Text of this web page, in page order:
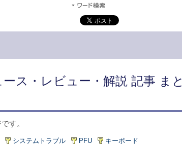
ース・レビュー・解説 記事 まと
す。
システムトラブル PFU キーボード